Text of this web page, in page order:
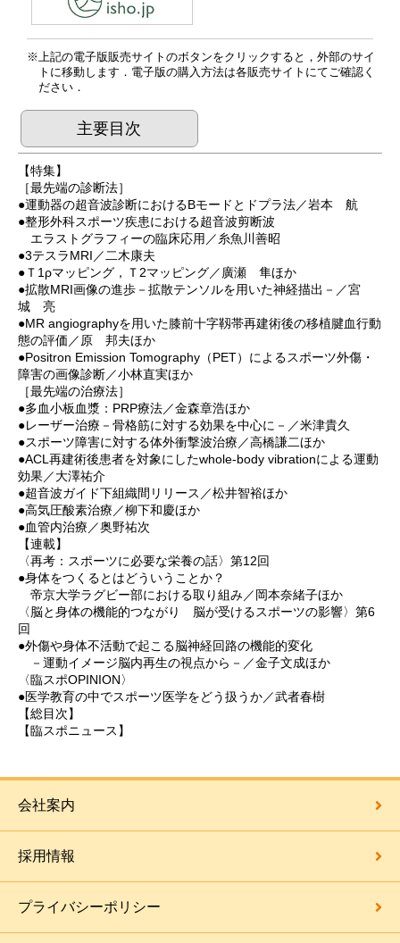
上記の電子版販売サイトのボタンをクリックすると，外部のサイ
トに移動します．電子版の購入方法は各販売サイトにてご確認く
ださい．
主要目次
【特集】
［最先端の診断法］
●運動器の超音波診断におけるBモードとドプラ法／岩本 航
●整形外科スポーツ疾患における超音波剪断波
エラストグラフィーの臨床応用／糸魚川善昭
●3テスラMRI／二木康夫
●Ｔ1ρマッピング，Ｔ2マッピング／廣瀬 隼ほか
●拡散MRI画像の進歩－拡散テンソルを用いた神経描出－／宮
城 亮
●MR angiographyを用いた膝前十字靱帯再建術後の移植腱血行動
態の評価／原 邦夫ほか
●Positron Emission Tomography（PET）によるスポーツ外傷・
障害の画像診断／小林直実ほか
［最先端の治療法］
●多血小板血漿：PRP療法／金森章浩ほか
●レーザー治療－骨格筋に対する効果を中心に－／米津貴久
●スポーツ障害に対する体外衝撃波治療／高橋謙二ほか
●ACL再建術後患者を対象にしたwhole-body vibrationによる運動
効果／大澤祐介
●超音波ガイド下組織間リリース／松井智裕ほか
●高気圧酸素治療／柳下和慶ほか
●血管内治療／奥野祐次
【連載】
〈再考：スポーツに必要な栄養の話〉第12回
●身体をつくるとはどういうことか？
帝京大学ラグビー部における取り組み／岡本奈緒子ほか
〈脳と身体の機能的つながり 脳が受けるスポーツの影響〉第6
回
●外傷や身体不活動で起こる脳神経回路の機能的変化
－運動イメージ脳内再生の視点から－／金子文成ほか
〈臨スポOPINION〉
●医学教育の中でスポーツ医学をどう扱うか／武者春樹
【総目次】
【臨スポニュース】
会社案内
採用情報
プライバシーポリシー